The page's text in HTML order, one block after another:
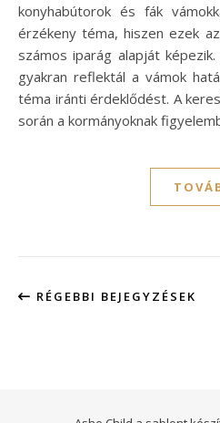
konyhabútorok és fák
érzékeny téma, hiszen ezek
számos iparág alapját
gyakran reflektál a vámok
téma iránti érdeklődést. A
során a kormányoknak
RÉGEBBI BEJEGYZÉSEK